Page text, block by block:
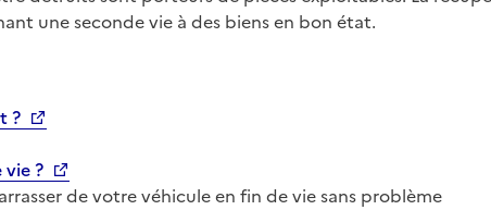
une seconde vie à des biens en bon état.
?
?
de votre véhicule en fin de vie sans problème